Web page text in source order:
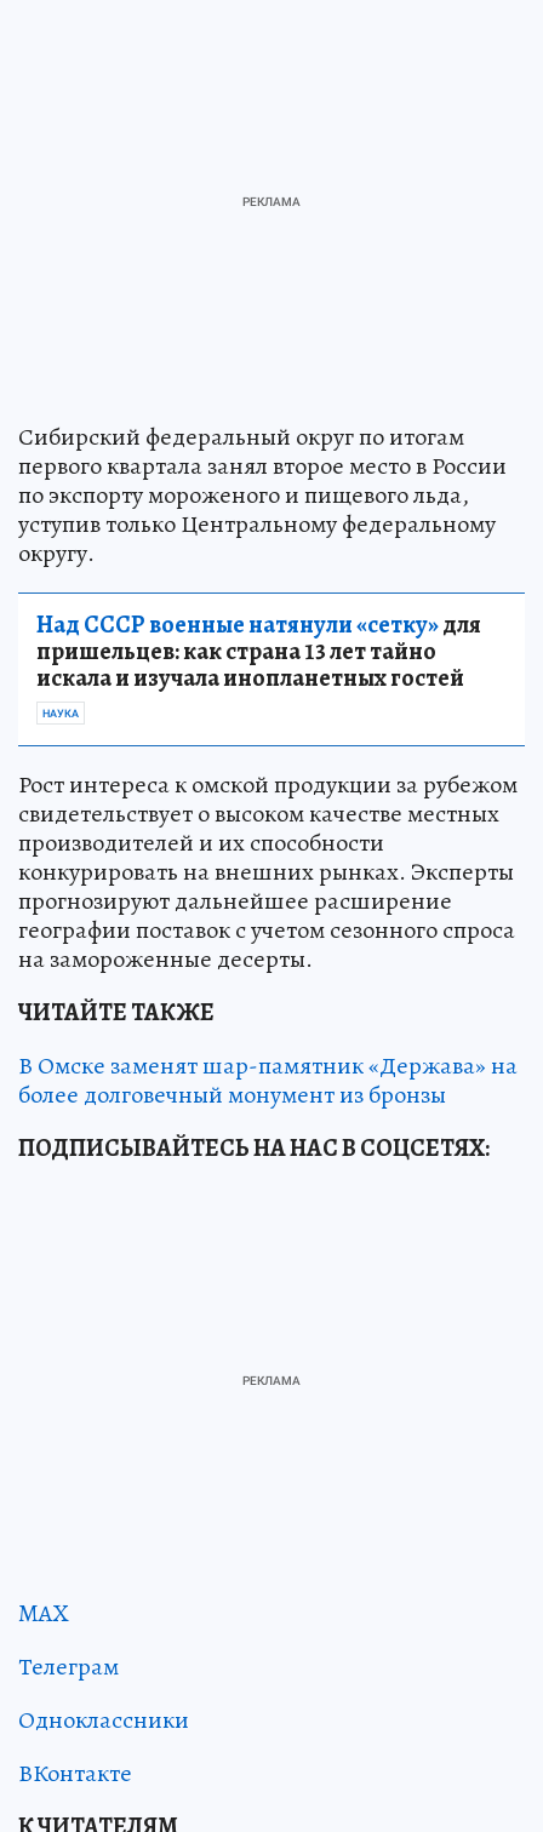
Сибирский федеральный округ по итогам
первого квартала занял второе место в России
по экспорту мороженого и пищевого льда,
уступив только Центральному федеральному
округу.
Над СССР военные натянули «сетку»для
пришельцев: как страна 13 лет тайно
искала и изучала инопланетных гостей
НАУКА
Рост интереса к омской продукции за рубежом
свидетельствует о высоком качестве местных
производителей и их способности
конкурировать на внешних рынках. Эксперты
прогнозируют дальнейшее расширение
географии поставок с учетом сезонного спроса
на замороженные десерты.
ЧИТАЙТЕ ТАКЖЕ
В Омске заменят шар-памятник «Держава» на
более долговечный монумент из бронзы
ПОДПИСЫВАЙТЕСЬ НА НАС В СОЦСЕТЯХ:
MAX
Телеграм
Одноклассники
ВКонтакте